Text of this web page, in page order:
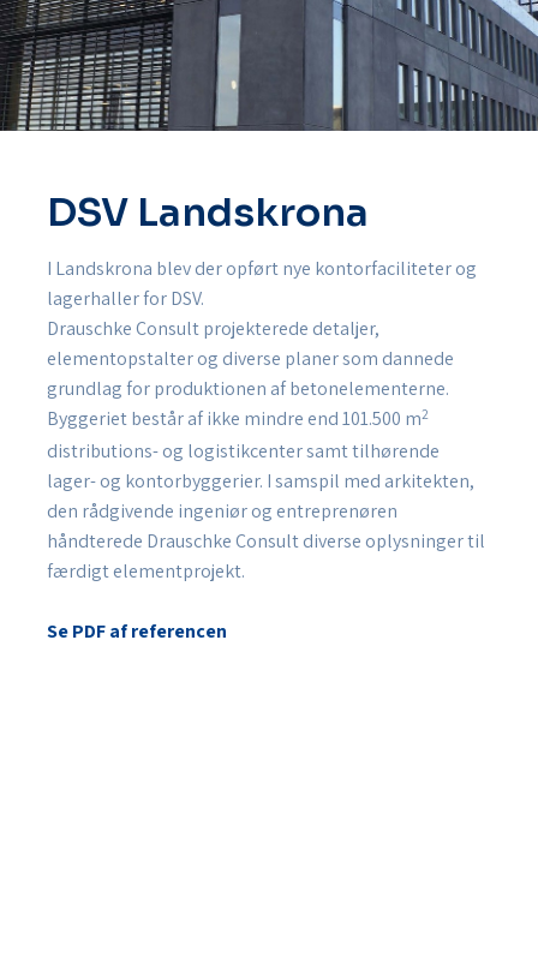
DSV Landskrona
I Landskrona blev der opført nye kontorfaciliteter og
lagerhaller for DSV.
Drauschke Consult projekterede detaljer,
elementopstalter og diverse planer som dannede
grundlag for produktionen af betonelementerne.
Byggeriet består af ikke mindre end 101.500 m2
distributions- og logistikcenter samt tilhørende
lager- og kontorbyggerier. I samspil med arkitekten,
den rådgivende ingeniør og entreprenøren
håndterede Drauschke Consult diverse oplysninger til
færdigt elementprojekt.​
Se PDF af referencen